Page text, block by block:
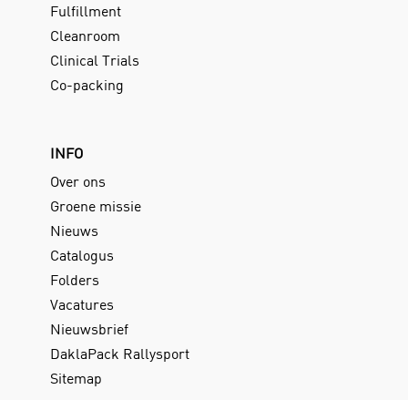
Fulfillment
Cleanroom
Clinical Trials
Co-packing
INFO
Over ons
Groene missie
Nieuws
Catalogus
Folders
Vacatures
Nieuwsbrief
DaklaPack Rallysport
Sitemap